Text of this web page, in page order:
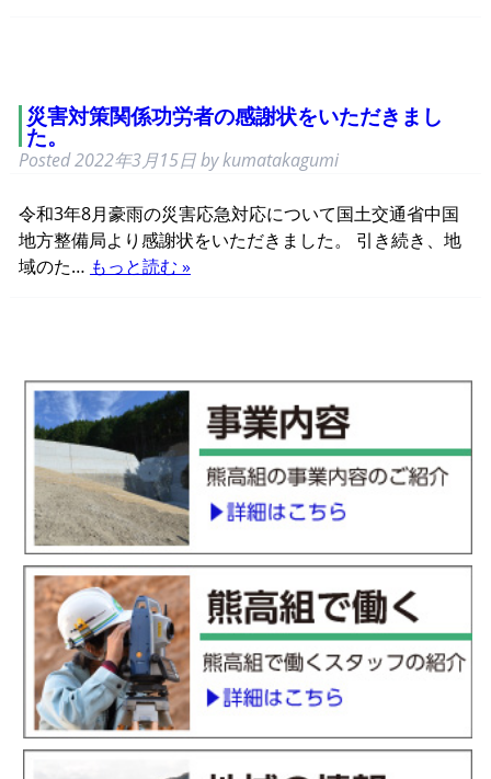
災害対策関係功労者の感謝状をいただきまし
た。
Posted2022年3月15日bykumatakagumi
令和3年8月豪雨の災害応急対応について国土交通省中国
地方整備局より感謝状をいただきました。 引き続き、地
域のた… もっと読む »